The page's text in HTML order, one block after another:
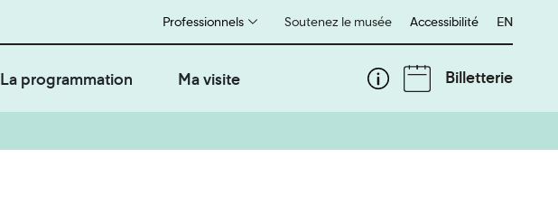
Soutenez le musée
Professionnels Accessibilité English
EN
La programmation Ma visite Billetterie